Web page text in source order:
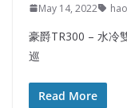
May 14, 2022
豪爵TR300 – 水冷
巡
Read More